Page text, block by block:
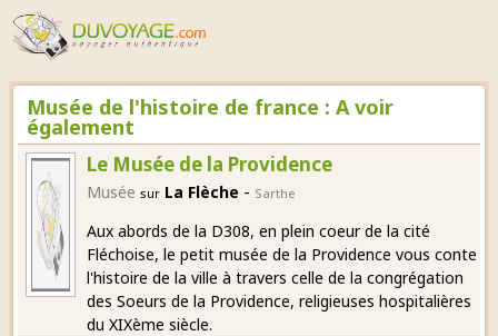
Musée de l'histoire de france : A voir
également
Le Musée de la Providence
Musée sur La Flèche - Sarthe
Aux abords de la D308, en plein coeur de la cité
Fléchoise, le petit musée de la Providence vous conte
l'histoire de la ville à travers celle de la congrégation
des Soeurs de la Providence, religieuses hospitalières
du XIXème siècle.